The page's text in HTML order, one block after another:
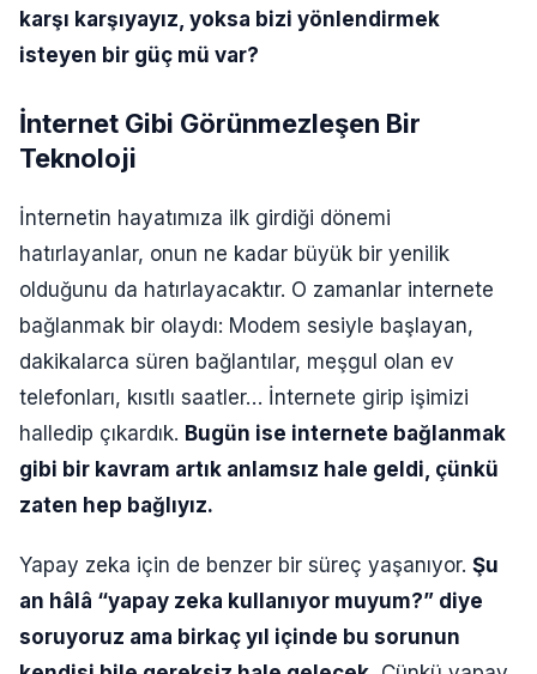
karşı karşıyayız, yoksa bizi yönlendirmek
isteyen bir güç mü var?
İnternet Gibi Görünmezleşen Bir
Teknoloji
İnternetin hayatımıza ilk girdiği dönemi
hatırlayanlar, onun ne kadar büyük bir yenilik
olduğunu da hatırlayacaktır. O zamanlar internete
bağlanmak bir olaydı: Modem sesiyle başlayan,
dakikalarca süren bağlantılar, meşgul olan ev
telefonları, kısıtlı saatler… İnternete girip işimizi
halledip çıkardık. Bugün ise internete bağlanmak
gibi bir kavram artık anlamsız hale geldi, çünkü
zaten hep bağlıyız.
Yapay zeka için de benzer bir süreç yaşanıyor. Şu
an hâlâ “yapay zeka kullanıyor muyum?” diye
soruyoruz ama birkaç yıl içinde bu sorunun